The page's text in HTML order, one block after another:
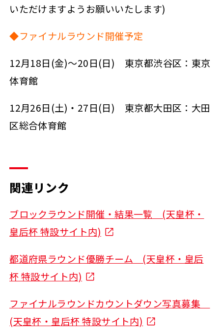
いただけますようお願いいたします)
◆ファイナルラウンド開催予定
12月18日(金)～20日(日) 東京都渋谷区：東京
体育館
12月26日(土)・27日(日) 東京都大田区：大田
区総合体育館
関連リンク
ブロックラウンド開催・結果一覧 (天皇杯・
皇后杯 特設サイト内)
都道府県ラウンド優勝チーム (天皇杯・皇后
杯 特設サイト内)
ファイナルラウンドカウントダウン写真募集
(天皇杯・皇后杯 特設サイト内)